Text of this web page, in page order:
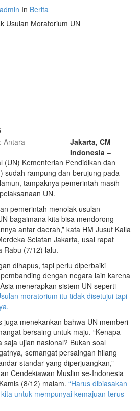
admin In Berita
Usulan Moratorium UN
Antara
Jakarta, CM
Indonesia –
(UN) Kementerian Pendidikan dan
sudah rampung dan berujung pada
tampaknya pemerintah masih
UN.
pemerintah menolak usulan
bagaimana kita bisa mendorong
antar daerah,” kata HM Jusuf Kalla
Selatan Jakarta, usai rapat
Rabu (7/12) lalu.
dihapus, tapi perlu diperbaiki
dengan negara lain karena
menerapkan sistem UN seperti
moratorium itu tidak disetujui tapi
juga menekankan bahwa UN memberi
bersaing untuk maju. “Kenapa
ujian nasional? Bukan soal
semangat persaingan hilang
standar yang diperjuangkan,”
Cendekiawan Muslim se-Indonesia
(8/12) malam. “Harus dibiasakan
untuk mempunyai kemajuan terus